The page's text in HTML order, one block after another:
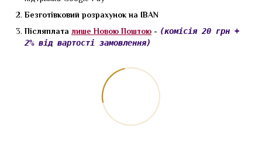
Безготівковий розрахунок на IBAN
Післяплата лише Новою Поштою - (комісія 20 грн +
2% від вартості замовлення)